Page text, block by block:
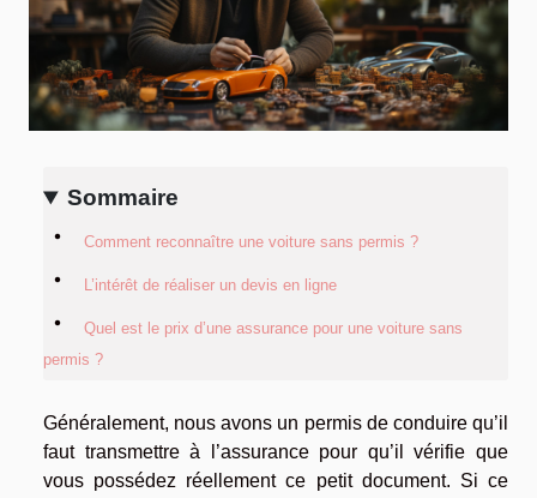
Sommaire
Comment reconnaître une voiture sans permis ?
L’intérêt de réaliser un devis en ligne
Quel est le prix d’une assurance pour une voiture sans
permis ?
Généralement, nous avons un permis de conduire qu’il
faut transmettre à l’assurance pour qu’il vérifie que
vous possédez réellement ce petit document. Si ce